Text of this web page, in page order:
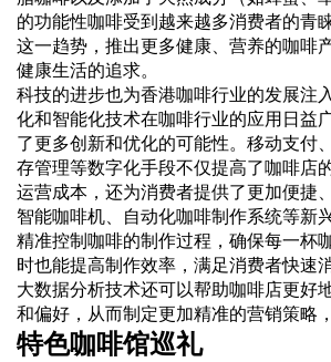
的功能性咖啡受到越来越多消费者的青
这一趋势，推出更多健康、营养的咖啡
健康生活的追求。
科技的进步也为香港咖啡行业的发展注
化和智能化技术在咖啡行业的应用日益
了更多创新和优化的可能性。移动支付
存管理等数字化手段不仅提高了咖啡店
运营成本，还为消费者提供了更加便捷
智能咖啡机、自动化咖啡制作系统等新
精准控制咖啡的制作过程，确保每一杯
时也能提高制作效率，满足消费者快速
大数据分析技术还可以帮助咖啡店更好
和偏好，从而制定更加精准的营销策略
特色咖啡馆巡礼